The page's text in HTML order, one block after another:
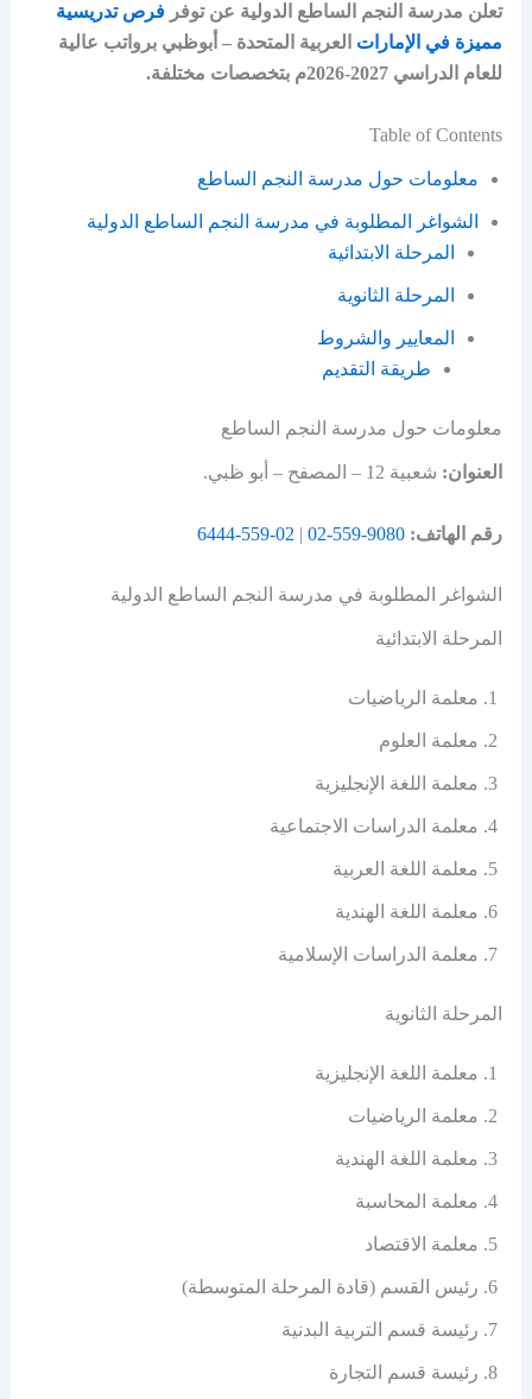
تعلن مدرسة النجم الساطع الدولية عن توفر فرص تدريسية
مميزة في الإمارات العربية المتحدة – أبوظبي برواتب عالية
للعام الدراسي 2027-2026م بتخصصات مختلفة.
Table of Contents
معلومات حول مدرسة النجم الساطع
الشواغر المطلوبة في مدرسة النجم الساطع الدولية
المرحلة الابتدائية
المرحلة الثانوية
المعايير والشروط
طريقة التقديم
معلومات حول مدرسة النجم الساطع
العنوان: شعبية 12 – المصفح – أبو ظبي.
رقم الهاتف: 9080-559-02
|
02-559-6444
الشواغر المطلوبة في مدرسة النجم الساطع الدولية
المرحلة الابتدائية
معلمة الرياضيات
معلمة العلوم
معلمة اللغة الإنجليزية
معلمة الدراسات الاجتماعية
معلمة اللغة العربية
معلمة اللغة الهندية
معلمة الدراسات الإسلامية
المرحلة الثانوية
معلمة اللغة الإنجليزية
معلمة الرياضيات
معلمة اللغة الهندية
معلمة المحاسبة
معلمة الاقتصاد
رئيس القسم (قادة المرحلة المتوسطة)
رئيسة قسم التربية البدنية
رئيسة قسم التجارة